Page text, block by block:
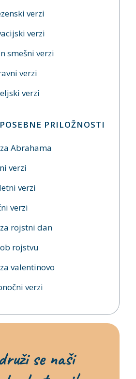
verzi
verzi
smešni verzi
verzi
verzi
PRILOŽNOSTI
Abrahama
verzi
verzi
verzi
rojstni dan
rojstvu
valentinovo
verzi
se naši